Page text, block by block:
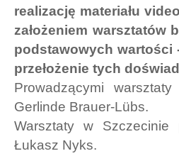
realizację materiału
założeniem warsztatów
podstawowych wartości
przełożenie tych
Prowadzącymi
Gerlinde Brauer-Lübs.
Warsztaty w
Łukasz Nyks.